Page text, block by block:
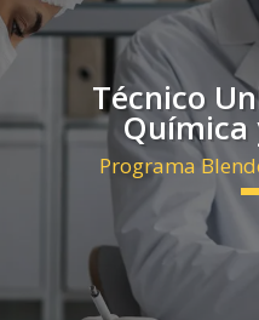
Técnico
Química
Programa